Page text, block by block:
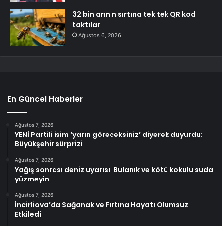
32 bin arının sırtına tek tek QR kod
taktılar
Ağustos 6, 2026
En Güncel Haberler
Ağustos 7, 2026
YENİ Partili isim ‘yarın göreceksiniz’ diyerek duyurdu:
Büyükşehir sürprizi
Ağustos 7, 2026
Yağış sonrası deniz uyarısı! Bulanık ve kötü kokulu suda
yüzmeyin
Ağustos 7, 2026
İncirliova’da Sağanak ve Fırtına Hayatı Olumsuz
Etkiledi